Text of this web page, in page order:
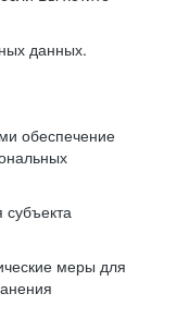
данных.
обеспечение
меры для